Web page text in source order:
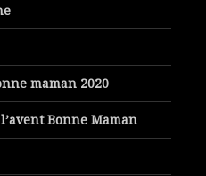
maman 2020
Bonne Maman